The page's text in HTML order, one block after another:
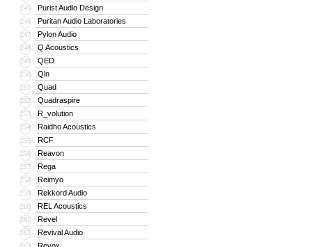
245 Purist Audio Design
246 Puritan Audio Laboratories
247 Pylon Audio
248 Q Acoustics
249 QED
250 Qln
251 Quad
252 Quadraspire
253 R_volution
254 Raidho Acoustics
255 RCF
256 Reavon
257 Rega
258 Reimyo
259 Rekkord Audio
260 REL Acoustics
261 Revel
262 Revival Audio